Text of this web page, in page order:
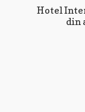
Hotel
din